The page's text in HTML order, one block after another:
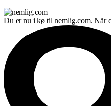
Du er nu i kø til nemlig.com. Når